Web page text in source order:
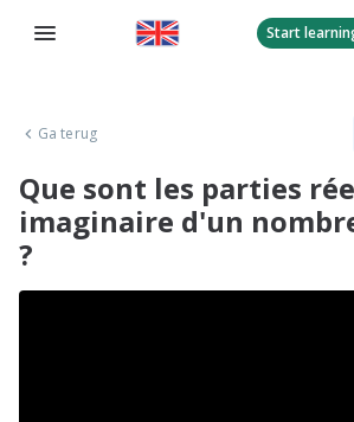
Start
Ga terug
Que sont les parties
imaginaire d'un
?